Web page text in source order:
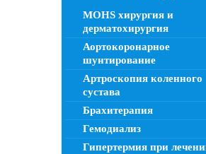
MOHS хирургия и
дерматохирургия
Аортокоронарное
шунтирование
Артроскопия коленного
сустава
Брахитерапия
Гемодиализ
Гипертермия при